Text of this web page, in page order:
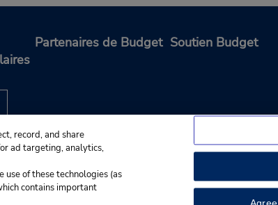
Partenaires de Budget Soutien Budget
record, and share
ad targeting, analytics,
of these technologies (as
contains important
Agree